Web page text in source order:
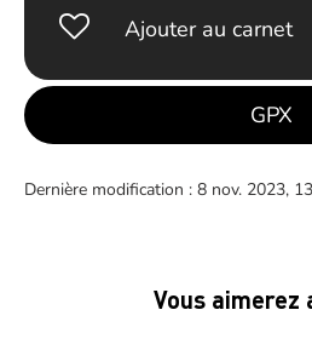
Ajouter au carnet
GPX
Dernière modification : 8 nov. 2023,
Vous aimerez